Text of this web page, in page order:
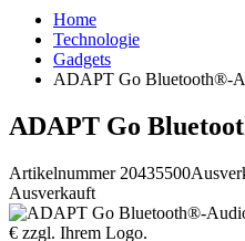
Home
Technologie
Gadgets
ADAPT Go Bluetooth®-
ADAPT Go
Artikelnummer 20435500
Ausverkauft